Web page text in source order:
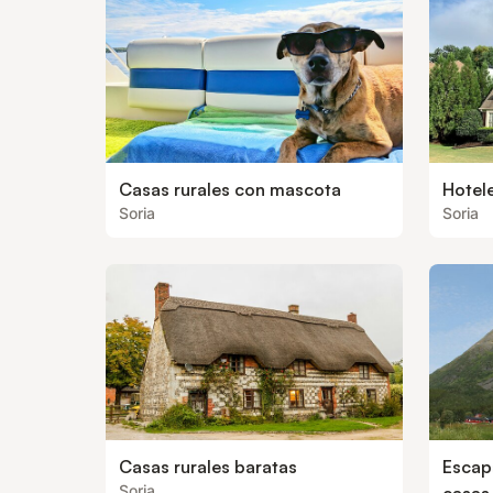
Casas rurales con mascota
Soria Soria
Casas rurales baratas